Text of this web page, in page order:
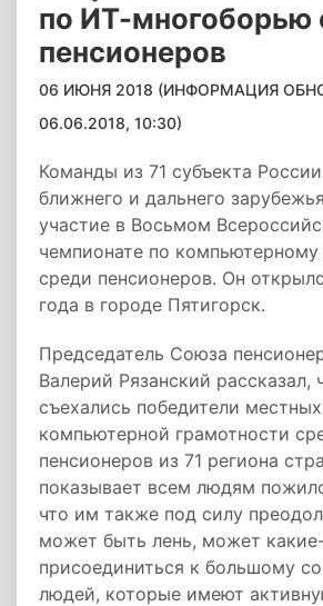
по ИТ-многоборью
пенсионеров
06 ИЮНЯ 2018 (ИНФОРМАЦИЯ
06.06.2018, 10:30)
Команды из 71 субъекта
ближнего и дальнего
участие в Восьмом
чемпионате по
среди пенсионеров. Он
года в городе Пятигорск.
Председатель Союза
Валерий Рязанский рассказал,
съехались победители
компьютерной грамотности
пенсионеров из 71 региона
показывает всем людям
что им также под силу
может быть лень, может
присоединиться к большому
людей, которые имеют